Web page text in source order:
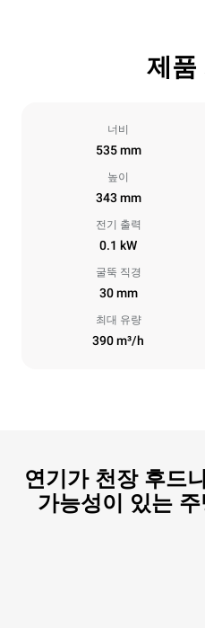
제품
너비
535 mm
높이
343 mm
전기 출력
0.1 kW
굴뚝 직경
30 mm
최대 유량
390 m³/h
연기가 천장 후드
가능성이 있는